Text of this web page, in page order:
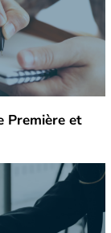
Première et